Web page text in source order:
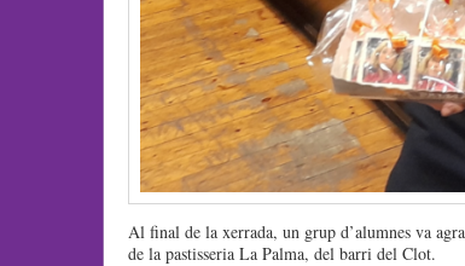
Al final de la xerrada, un grup d’alumnes va
de la pastisseria La Palma, del barri del Clot.